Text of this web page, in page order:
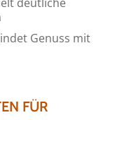
Genuss mit
FÜR